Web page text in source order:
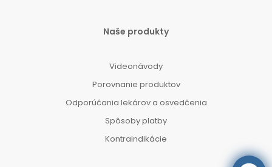
Naše produkty
Videonávody
Porovnanie produktov
Odporúčania lekárov a osvedčenia
Spôsoby platby
Kontraindikácie